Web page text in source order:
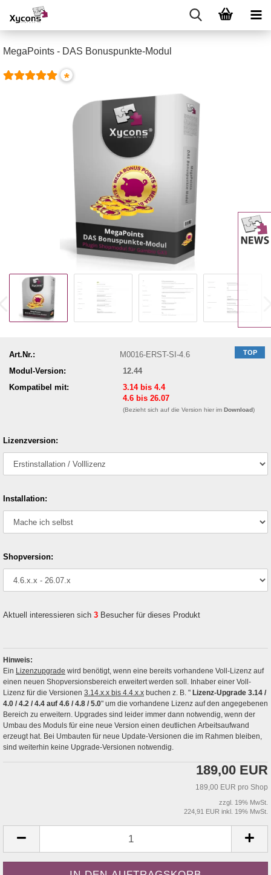
MegaPoints - DAS Bonuspunkte-Modul
*
TOP
Art.Nr.:
M0016-ERST-SI-4.6
Modul-Version:
12.44
Kompatibel mit:
3.14 bis 4.4
4.6 bis 26.07
(Bezieht sich auf die Version hier im Download)
Lizenzversion:
Installation:
Shopversion:
Aktuell interessieren sich 3 Besucher für dieses Produkt
Hinweis:
Ein Lizenzupgrade wird benötigt, wenn eine bereits vorhandene Voll-Lizenz auf
einen neuen Shopversionsbereich erweitert werden soll. Inhaber einer Voll-
Lizenz für die Versionen 3.14.x.x bis 4.4.x.x buchen z. B. " Lizenz-Upgrade 3.14 /
4.0 / 4.2 / 4.4 auf 4.6 / 4.8 / 5.0" um die vorhandene Lizenz auf den angegebenen
Bereich zu erweitern. Upgrades sind leider immer dann notwendig, wenn der
Umbau des Moduls für eine neue Version einen deutlichen Arbeitsaufwand
erzeugt hat. Bei Umbauten für neue Update-Versionen die im Rahmen bleiben,
sind weiterhin keine Upgrade-Versionen notwendig.
189,00 EUR
189,00 EUR pro Shop
zzgl. 19% MwSt.
224,91 EUR inkl. 19% MwSt.